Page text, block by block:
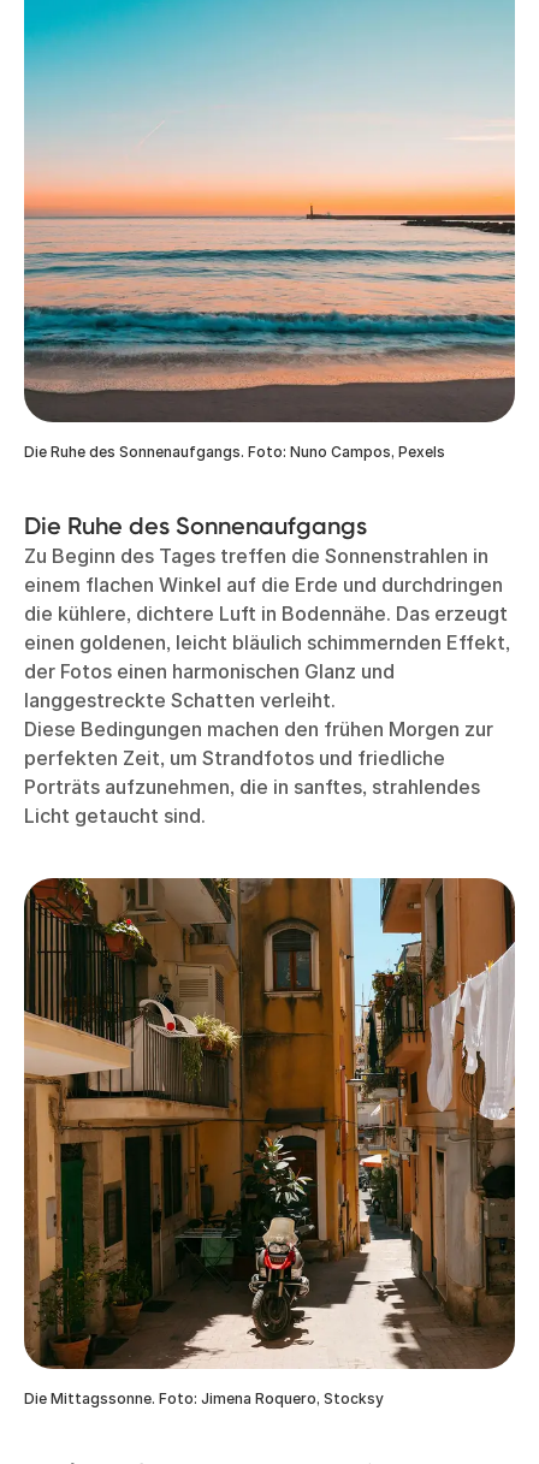
Die Ruhe des Sonnenaufgangs. Foto: Nuno Campos, Pexels
Die Ruhe des Sonnenaufgangs
Zu Beginn des Tages treffen die Sonnenstrahlen in
einem flachen Winkel auf die Erde und durchdringen
die kühlere, dichtere Luft in Bodennähe. Das erzeugt
einen goldenen, leicht bläulich schimmernden Effekt,
der Fotos einen harmonischen Glanz und
langgestreckte Schatten verleiht.
Diese Bedingungen machen den frühen Morgen zur
perfekten Zeit, um Strandfotos und friedliche
Porträts aufzunehmen, die in sanftes, strahlendes
Licht getaucht sind.
Die Mittagssonne. Foto: Jimena Roquero, Stocksy